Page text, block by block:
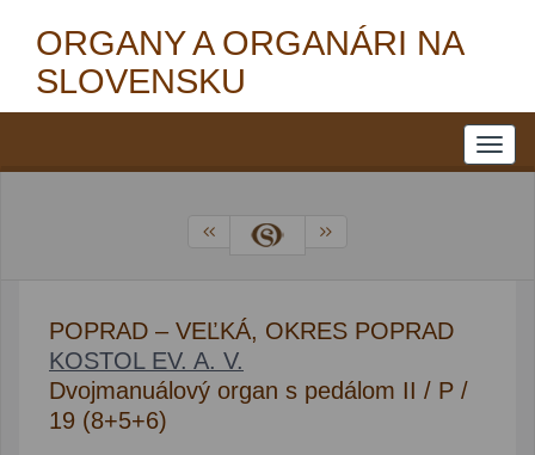
ORGANY A ORGANÁRI NA
SLOVENSKU
POPRAD – VEĽKÁ, OKRES POPRAD
KOSTOL EV. A. V.
Dvojmanuálový organ s pedálom II / P /
19 (8+5+6)